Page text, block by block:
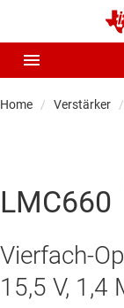
Home Verstärker
LMC660
Vierfach-
15,5 V, 1,4